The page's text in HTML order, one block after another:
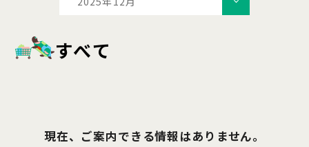
すべて
現在、ご案内できる情報はありません。